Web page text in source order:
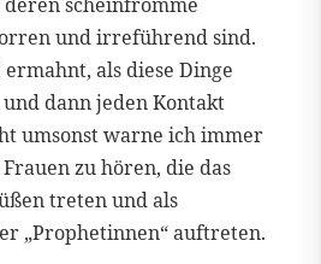
und irreführend sind.
als diese Dinge
dann jeden Kontakt
umsonst warne ich immer
zu hören, die das
treten und als
„Prophetinnen“ auftreten.